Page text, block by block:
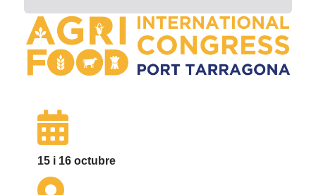
15 i 16 octubre